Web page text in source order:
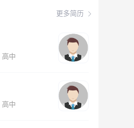
更多简历
高中
高中